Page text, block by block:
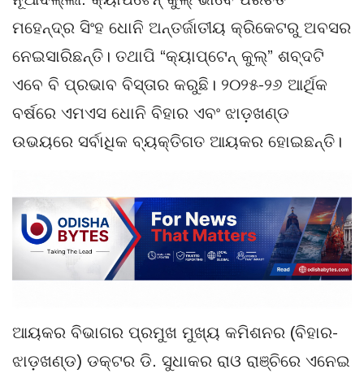
ମହେନ୍ଦ୍ର ସିଂହ ଧୋନି ଅନ୍ତର୍ଜାତୀୟ କ୍ରିକେଟରୁ ଅବସର
ନେଇସାରିଛନ୍ତି। ତଥାପି “କ୍ୟାପ୍ଟେନ୍ କୁଲ୍” ଶବ୍ଦଟି
ଏବେ ବି ପ୍ରଭାବ ବିସ୍ତାର କରୁଛି। ୨୦୨୫-୨୬ ଆର୍ଥିକ
ବର୍ଷରେ ଏମଏସ ଧୋନି ବିହାର ଏବଂ ଝାଡ଼ଖଣ୍ଡ
ଉଭୟରେ ସର୍ବାଧିକ ବ୍ୟକ୍ତିଗତ ଆୟକର ହୋଇଛନ୍ତି।
ଆୟକର ବିଭାଗର ପ୍ରମୁଖ ମୁଖ୍ୟ କମିଶନର (ବିହାର-
ଝାଡ଼ଖଣ୍ଡ) ଡକ୍ଟର ଡି. ସୁଧାକର ରାଓ ରାଞ୍ଚିରେ ଏନେଇ